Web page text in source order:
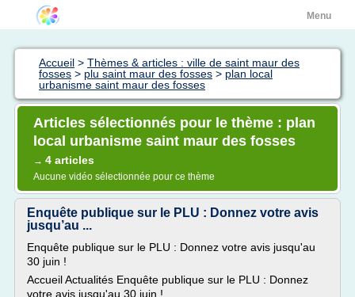
Menu
Accueil > Thèmes & articles : ville de saint maur des
fosses > plu saint maur des fosses > plan local
urbanisme saint maur des fosses
Articles sélectionnés pour le thème : plan
local urbanisme saint maur des fosses
→ 4 articles
Aucune vidéo sélectionnée pour ce thème
Enquête publique sur le PLU : Donnez votre avis
jusqu’au ...
Enquête publique sur le PLU : Donnez votre avis jusqu'au
30 juin !
Accueil Actualités Enquête publique sur le PLU : Donnez
votre avis jusqu'au 30 juin !